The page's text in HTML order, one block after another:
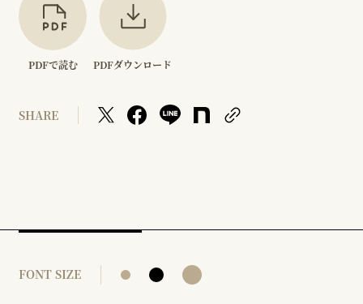
PDFで読む PDFダウンロード
SHARE
FONT SIZE